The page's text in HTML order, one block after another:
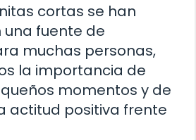
cortas se han
fuente de
muchas personas,
la importancia de
momentos y de
actitud positiva frente